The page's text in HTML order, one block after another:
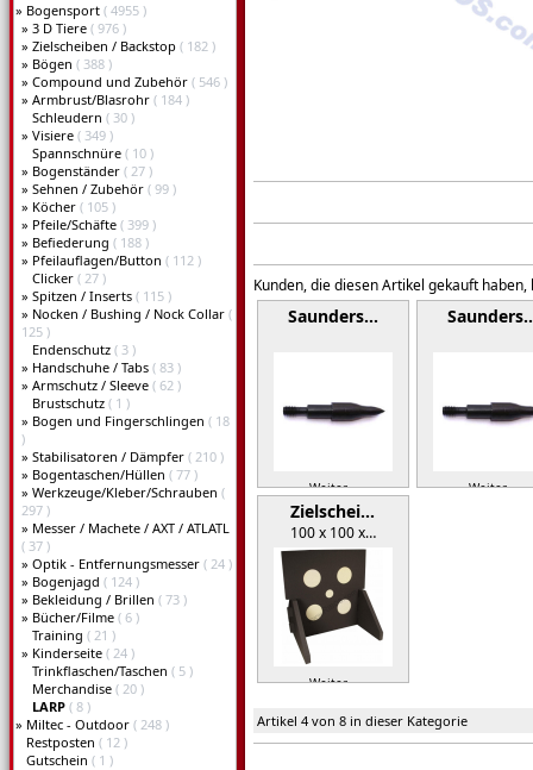
» Bogensport ( 4955 )
» 3 D Tiere ( 976 )
» Zielscheiben / Backstop ( 182 )
» Bögen ( 388 )
» Compound und Zubehör ( 546 )
» Armbrust/Blasrohr ( 184 )
Schleudern ( 30 )
» Visiere ( 349 )
Spannschnüre ( 10 )
» Bogenständer ( 27 )
» Sehnen / Zubehör ( 99 )
» Köcher ( 105 )
» Pfeile/Schäfte ( 399 )
» Befiederung ( 188 )
» Pfeilauflagen/Button ( 112 )
Clicker ( 27 )
» Spitzen / Inserts ( 115 )
» Nocken / Bushing / Nock Collar (
125 )
Endenschutz ( 3 )
» Handschuhe / Tabs ( 83 )
» Armschutz / Sleeve ( 62 )
Brustschutz ( 1 )
» Bogen und Fingerschlingen ( 18
)
» Stabilisatoren / Dämpfer ( 210 )
» Bogentaschen/Hüllen ( 77 )
» Werkzeuge/Kleber/Schrauben (
297 )
» Messer / Machete / AXT / ATLATL
( 37 )
» Optik - Entfernungsmesser ( 24 )
» Bogenjagd ( 124 )
» Bekleidung / Brillen ( 73 )
» Bücher/Filme ( 6 )
Training ( 21 )
» Kinderseite ( 24 )
Trinkflaschen/Taschen ( 5 )
Merchandise ( 20 )
LARP ( 8 )
» Miltec - Outdoor ( 248 )
Restposten ( 12 )
Gutschein ( 1 )
Kunden, die diesen Artikel gekauft haben,
Saunders…
Weiter » Weiter »
Zielschei…
100 x 100 x…
Weiter »
Artikel 4 von 8 in dieser Kategorie